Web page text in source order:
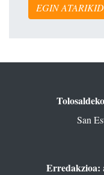
EGIN
San
Erredakzioa: